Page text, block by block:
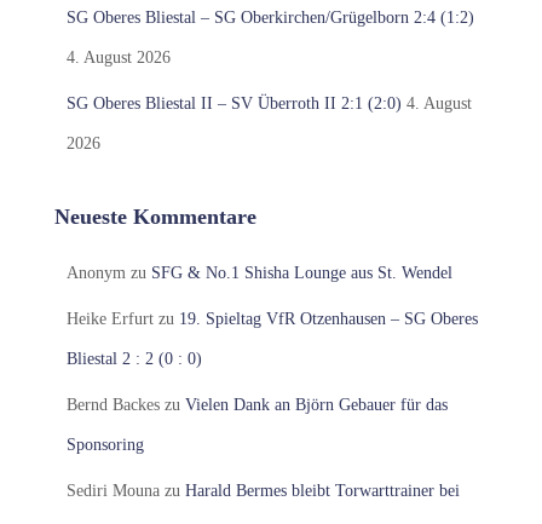
SG Oberes Bliestal – SG Oberkirchen/Grügelborn 2:4 (1:2)
4. August 2026
SG Oberes Bliestal II – SV Überroth II 2:1 (2:0) 4. August
2026
Neueste Kommentare
Anonym zu SFG & No.1 Shisha Lounge aus St. Wendel
Heike Erfurt zu 19. Spieltag VfR Otzenhausen – SG Oberes
Bliestal 2 : 2 (0 : 0)
Bernd Backes zu Vielen Dank an Björn Gebauer für das
Sponsoring
Sediri Mouna zu Harald Bermes bleibt Torwarttrainer bei